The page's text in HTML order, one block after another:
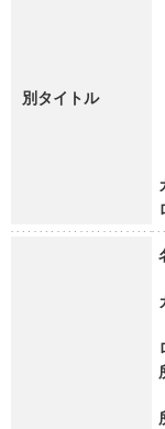
別タイトル